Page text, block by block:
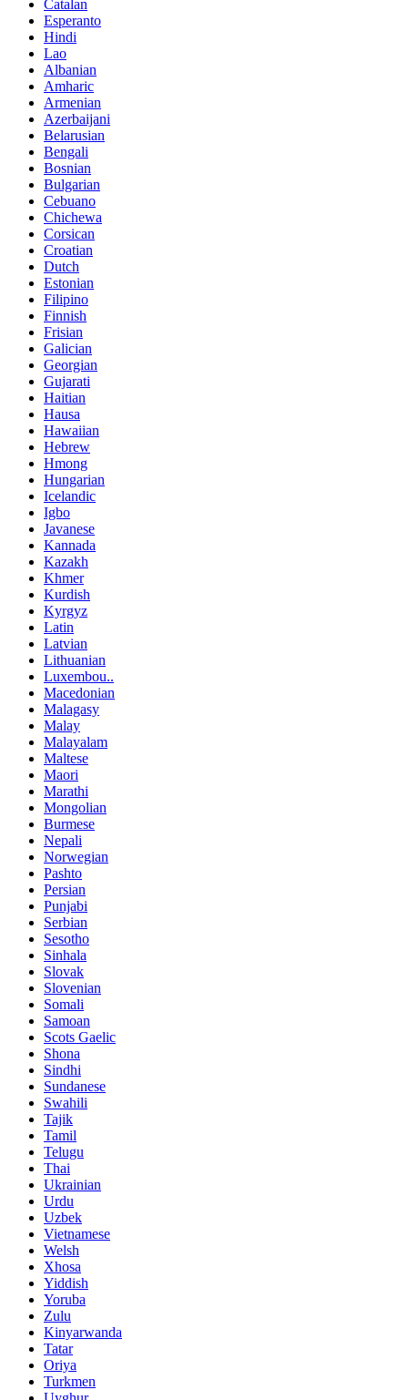
Catalan
Esperanto
Hindi
Lao
Albanian
Amharic
Armenian
Azerbaijani
Belarusian
Bengali
Bosnian
Bulgarian
Cebuano
Chichewa
Corsican
Croatian
Dutch
Estonian
Filipino
Finnish
Frisian
Galician
Georgian
Gujarati
Haitian
Hausa
Hawaiian
Hebrew
Hmong
Hungarian
Icelandic
Igbo
Javanese
Kannada
Kazakh
Khmer
Kurdish
Kyrgyz
Latin
Latvian
Lithuanian
Luxembou..
Macedonian
Malagasy
Malay
Malayalam
Maltese
Maori
Marathi
Mongolian
Burmese
Nepali
Norwegian
Pashto
Persian
Punjabi
Serbian
Sesotho
Sinhala
Slovak
Slovenian
Somali
Samoan
Scots Gaelic
Shona
Sindhi
Sundanese
Swahili
Tajik
Tamil
Telugu
Thai
Ukrainian
Urdu
Uzbek
Vietnamese
Welsh
Xhosa
Yiddish
Yoruba
Zulu
Kinyarwanda
Tatar
Oriya
Turkmen